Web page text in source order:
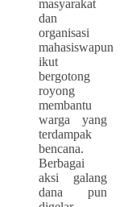
masyarakat
dan
organisasi
mahasiswapun
ikut
bergotong
royong
membantu
warga yang
terdampak
bencana.
Berbagai
aksi galang
dana pun